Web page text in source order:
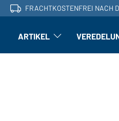
FRACHTKOSTENFREI NACH
ARTIKEL Artikel: Untermenü öffnen